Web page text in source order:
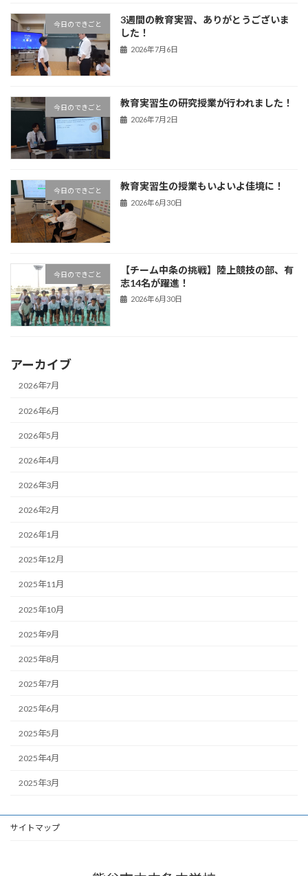
今日のできごと
3週間の教育実習、ありがとうございま
した！
2026年7月6日
今日のできごと 教育実習生の研究授業が行われました！
2026年7月2日
今日のできごと 教育実習生の授業もいよいよ佳境に！
2026年6月30日
今日のできごと
【チーム中条の挑戦】陸上競技の部、有
志14名が躍進！
2026年6月30日
アーカイブ
2026年7月
2026年6月
2026年5月
2026年4月
2026年3月
2026年2月
2026年1月
2025年12月
2025年11月
2025年10月
2025年9月
2025年8月
2025年7月
2025年6月
2025年5月
2025年4月
2025年3月
サイトマップ